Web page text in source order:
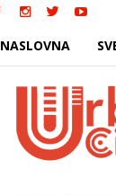
NASLOVNA